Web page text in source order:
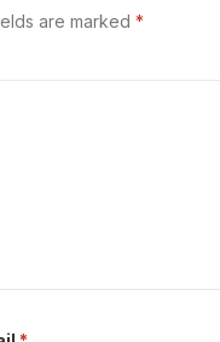
are marked *